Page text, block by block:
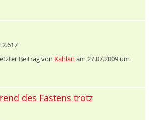
Beitrag von Kahlan am 27.07.2009 um
des Fastens trotz